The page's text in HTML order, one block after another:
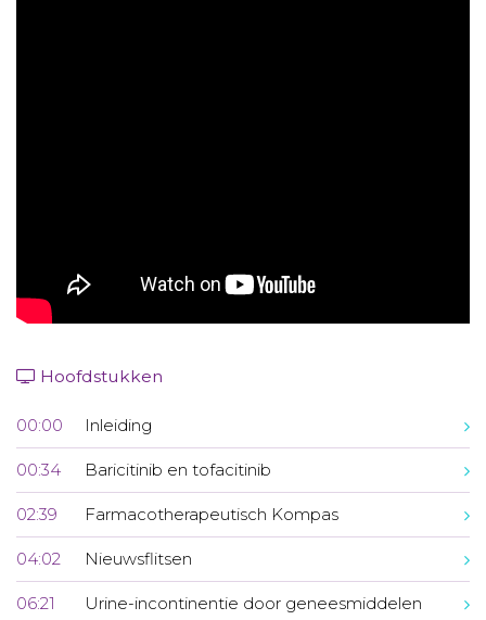
Hoofdstukken
00:00 Inleiding
00:34 Baricitinib en tofacitinib
02:39 Farmacotherapeutisch Kompas
04:02 Nieuwsflitsen
06:21 Urine-incontinentie door geneesmiddelen